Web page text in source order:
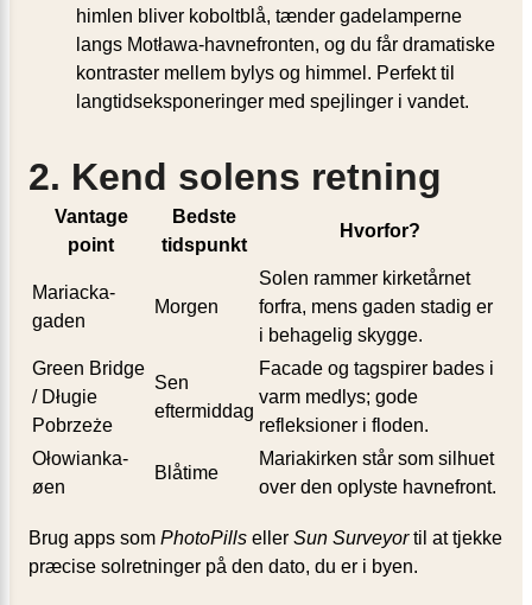
himlen bliver koboltblå, tænder gadelamperne
langs Motława-havnefronten, og du får dramatiske
kontraster mellem bylys og himmel. Perfekt til
langtidseksponeringer med spejlinger i vandet.
2. Kend solens retning
Vantage
point
Bedste
tidspunkt
Hvorfor?
Mariacka-
gaden
Morgen
Solen rammer kirketårnet
forfra, mens gaden stadig er
i behagelig skygge.
Green Bridge
/ Długie
Pobrzeże
Sen
eftermiddag
Facade og tagspirer bades i
varm medlys; gode
refleksioner i floden.
Ołowianka-
øen
Blåtime
Mariakirken står som silhuet
over den oplyste havnefront.
Brug apps som PhotoPills eller Sun Surveyortil at tjekke
præcise solretninger på den dato, du er i byen.